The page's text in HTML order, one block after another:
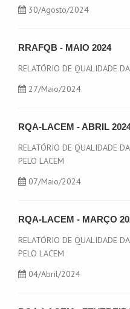
30/Agosto/2024
RRAFQB - MAIO 2024
RELATÓRIO DE QUALIDADE
27/Maio/2024
RQA-LACEM - ABRIL
RELATÓRIO DE QUALIDADE
PELO LACEM
07/Maio/2024
RQA-LACEM - MARÇO
RELATÓRIO DE QUALIDADE
PELO LACEM
04/Abril/2024